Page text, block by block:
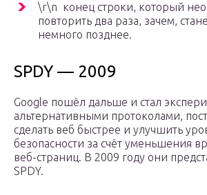
\r\n конец строки, который
повторить два раза, зачем,
немного позднее.
SPDY — 2009
Google пошёл дальше и стал
альтернативными протоколами,
сделать веб быстрее и улучшить
безопасности за счёт уменьшения
веб-страниц. В 2009 году они
SPDY.